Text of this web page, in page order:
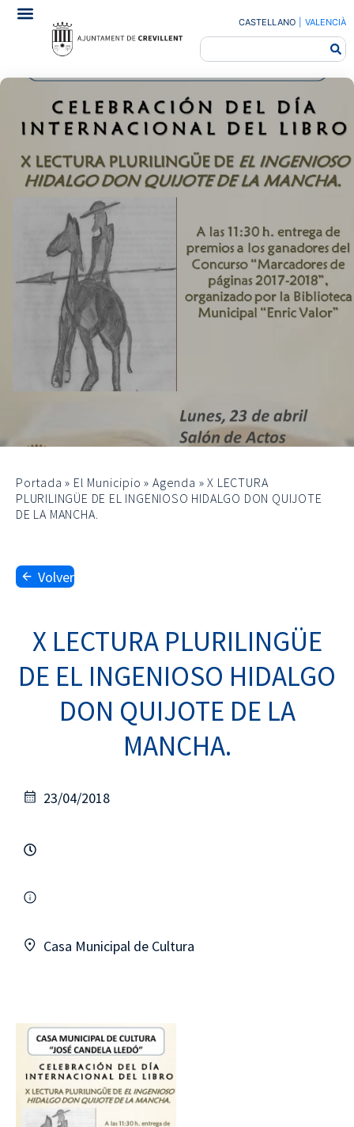
CASTELLANO VALENCIÀ
Portada » El Municipio »Agenda »X LECTURA
PLURILINGÜE DE EL INGENIOSO HIDALGO DON QUIJOTE
DE LA MANCHA.
Volver
X LECTURA PLURILINGÜE
DE EL INGENIOSO HIDALGO
DON QUIJOTE DE LA
MANCHA.
23/04/2018
Casa Municipal de Cultura